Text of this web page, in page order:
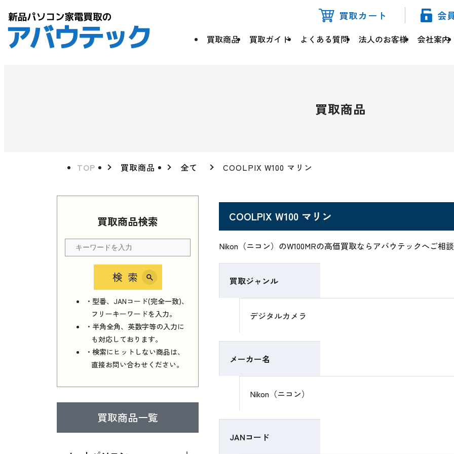
買取カート 会
買取商品 買取ガイド よくある質問 法人のお客様 会社案内
買取商品
TOP 買取商品 全て COOLPIX W100 マリン
買取商品検索
検索
・型番、JANコード(完全一致)、
フリーキーワードを入力。
・半角全角、英数字等の入力に
も対応しております。
・検索にヒットしない商品は、
直接お問い合わせください。
買取商品一覧
COOLPIX W100 マリン
Nikon（ニコン）のW100MRの高価買取ならアバウテックへご相
買取ジャンル
デジタルカメラ
メーカー名
Nikon（ニコン）
JANコード